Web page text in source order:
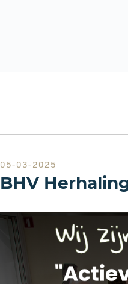
05-03-2025
BHV